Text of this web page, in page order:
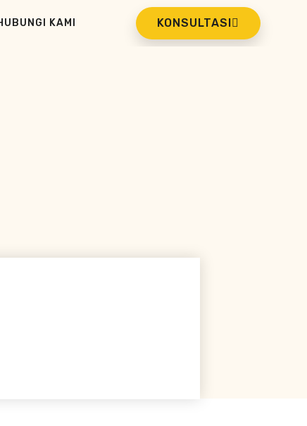
KAMI KONSULTASI